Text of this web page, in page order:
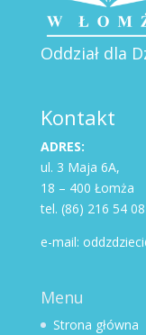
Oddział dla
Kontakt
ADRES:
ul. 3 Maja 6A,
18 – 400 Łomża
tel. (86) 216 54 08
e-mail:
Menu
Strona główna